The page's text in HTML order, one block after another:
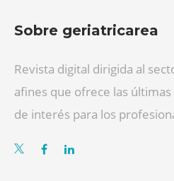
Sobre geriatricarea
Revista digital dirigida al
afines que ofrece las
de interés para los